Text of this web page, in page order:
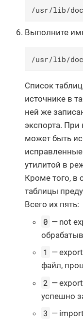
/usr/lib/
Выполните
/usr/lib/
Список
источнике в
ней же
экспорта. При
может быть
утилитой в
Кроме того, в
таблицы
Всего их пять:
0 — not
1 —
файл,
2 —
успешно
3 —